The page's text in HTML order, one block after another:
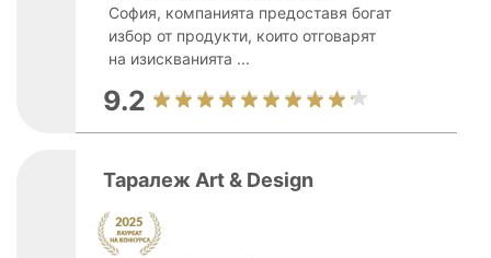
София, компанията предоставя богат
избор от продукти, които отговарят
на изискванията ...
9.2
Таралеж Art & Design